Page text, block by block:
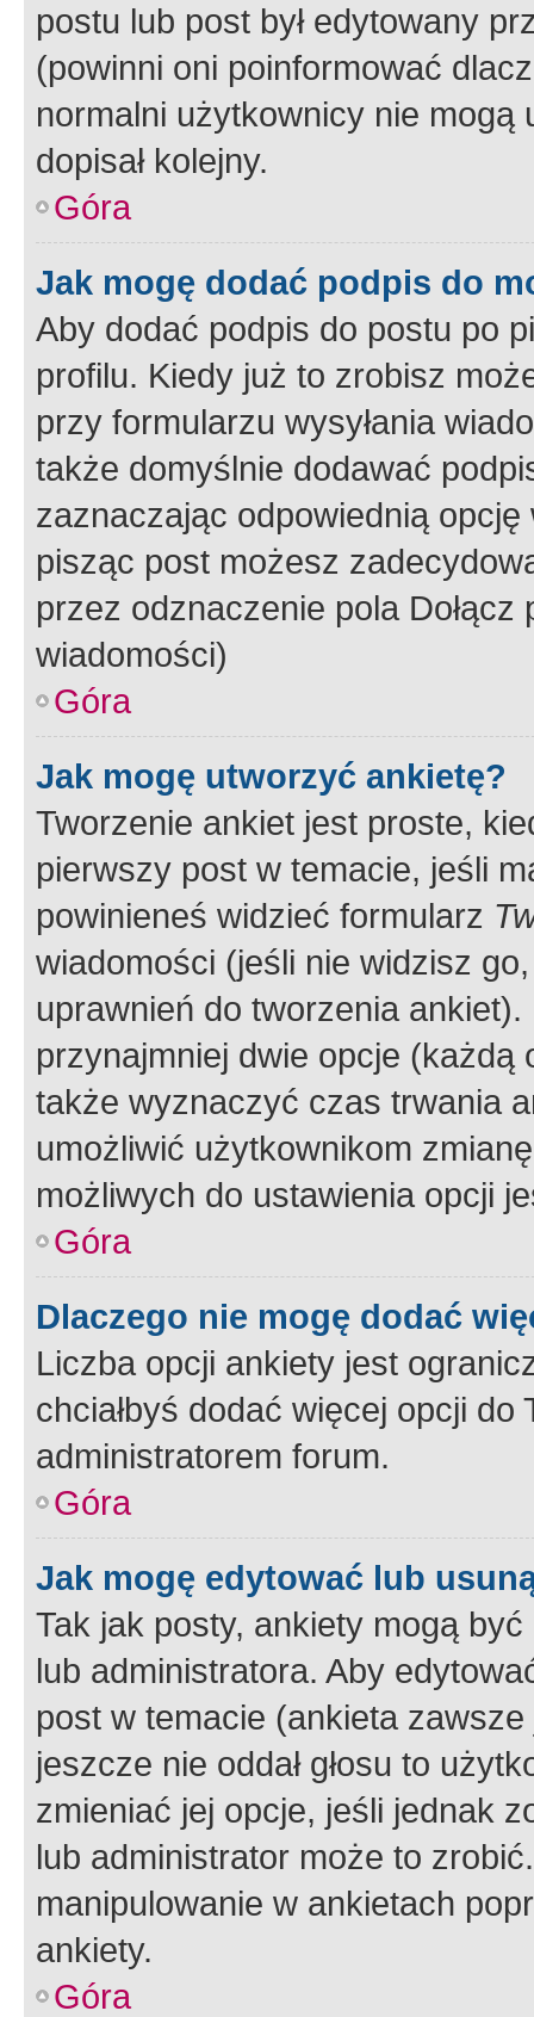
postu lub post był edytowany
(powinni oni poinformować
normalni użytkownicy nie
dopisał kolejny.
Góra
Jak mogę dodać podpis do
Aby dodać podpis do postu po
profilu. Kiedy już to zrobisz
przy formularzu wysyłania
także domyślnie dodawać
zaznaczając odpowiednią
pisząc post możesz
przez odznaczenie pola
wiadomości)
Góra
Jak mogę utworzyć ankietę?
Tworzenie ankiet jest proste,
pierwszy post w temacie, jeśli
powinieneś widzieć formularz
wiadomości (jeśli nie widzisz
uprawnień do tworzenia
przynajmniej dwie opcje
także wyznaczyć czas trwania
umożliwić użytkownikom
możliwych do ustawienia opcji
Góra
Dlaczego nie mogę dodać
Liczba opcji ankiety jest
chciałbyś dodać więcej opcji
administratorem forum.
Góra
Jak mogę edytować lub
Tak jak posty, ankiety mogą
lub administratora. Aby
post w temacie (ankieta
jeszcze nie oddał głosu to
zmieniać jej opcje, jeśli jednak
lub administrator może to
manipulowanie w ankietach
ankiety.
Góra